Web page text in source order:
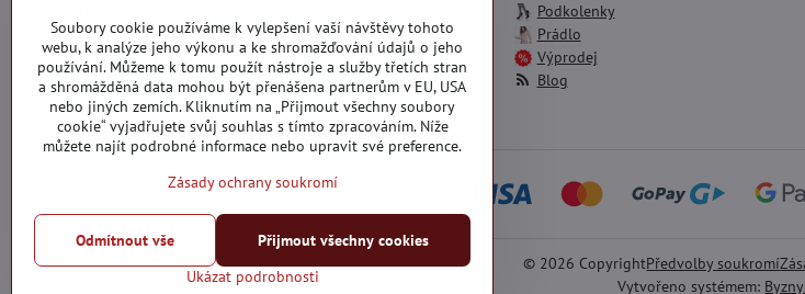
Objednávky
Stav objednávky
Podkolenky
Prádlo
Výprodej
Blog
© 2026 CopyrightPředvolby soukromí
Vytvořeno systémem:
Soubory cookie používáme k vylepšení vaší návštěvy tohoto
webu, k analýze jeho výkonu a ke shromažďování údajů o jeho
používání. Můžeme k tomu použít nástroje a služby třetích stran
a shromážděná data mohou být přenášena partnerům v EU, USA
nebo jiných zemích. Kliknutím na „Přijmout všechny soubory
cookie“ vyjadřujete svůj souhlas s tímto zpracováním. Níže
můžete najít podrobné informace nebo upravit své preference.
Zásady ochrany soukromí
Ukázat podrobnosti
Přijmout všechny cookies
Odmítnout vše